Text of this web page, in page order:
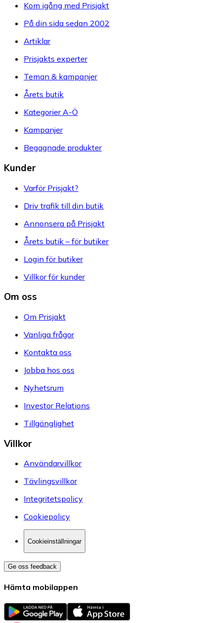
Kom igång med Prisjakt
På din sida sedan 2002
Artiklar
Prisjakts experter
Teman & kampanjer
Årets butik
Kategorier A-Ö
Kampanjer
Begagnade produkter
Kunder
Varför Prisjakt?
Driv trafik till din butik
Annonsera på Prisjakt
Årets butik – för butiker
Login för butiker
Villkor för kunder
Om oss
Om Prisjakt
Vanliga frågor
Kontakta oss
Jobba hos oss
Nyhetsrum
Investor Relations
Tillgänglighet
Villkor
Användarvillkor
Tävlingsvillkor
Integritetspolicy
Cookiepolicy
Cookieinställningar
Ge oss feedback
Hämta mobilappen